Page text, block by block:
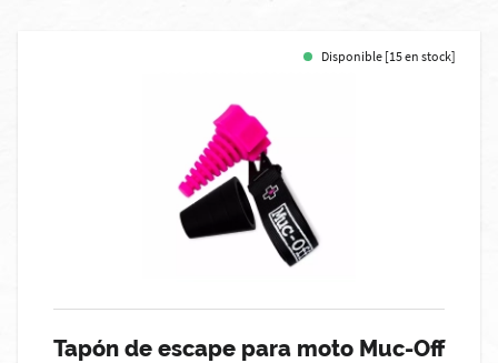
Disponible [15 en stock]
Tapón de escape para moto Muc-Off